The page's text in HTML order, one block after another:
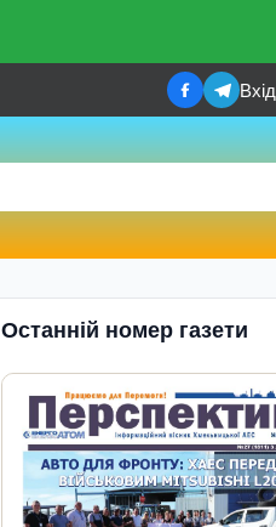
Вхід
Останній номер газети